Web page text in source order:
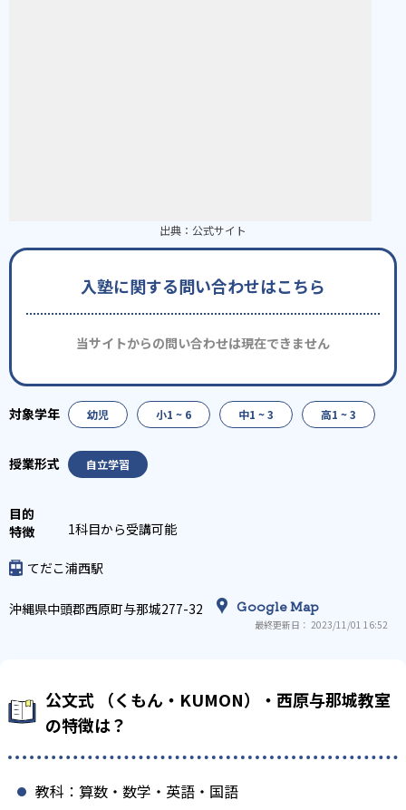
出典： 公式サイト
入塾に関する問い合わせはこちら
当サイトからの問い合わせは現在できません
幼児 小1 ~ 6 中1 ~ 3 高1 ~ 3
自立学習
1科目から受講可能
てだこ浦西駅
沖縄県中頭郡西原町与那城277-32 Google Map
最終更新日： 2023/11/01 16:52
公文式 （くもん・KUMON）・西原与那城教室
の特徴は？
教科：算数・数学・英語・国語